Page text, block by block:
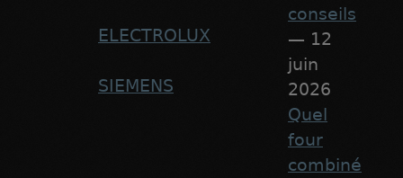
ELECTROLUX
SIEMENS
conseils
— 12
juin
2026
Quel
four
combiné